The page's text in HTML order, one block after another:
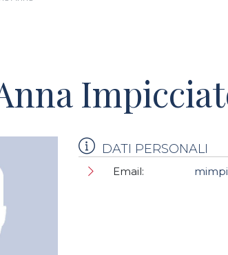
DATI PERSONALI
Email: